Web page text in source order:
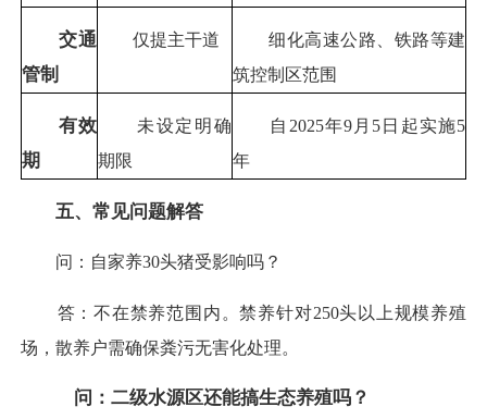
交通
管制
仅提主干道
细化高速公路、铁路等建
筑控制区范围
有效
期
未设定明确
期限
自2025年9月5日起实施5
年
五、常见问题解答
问：自家养30头猪受影响吗？
答：不在禁养范围内。禁养针对250头以上规模养殖
场，散养户需确保粪污无害化处理。
问：二级水源区还能搞生态养殖吗？